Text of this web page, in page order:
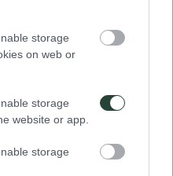
storage
on web or
storage
website or app.
storage